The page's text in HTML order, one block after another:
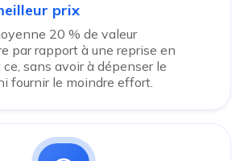
prix
20 % de valeur
par rapport à une reprise en
sans avoir à dépenser le
fournir le moindre effort.